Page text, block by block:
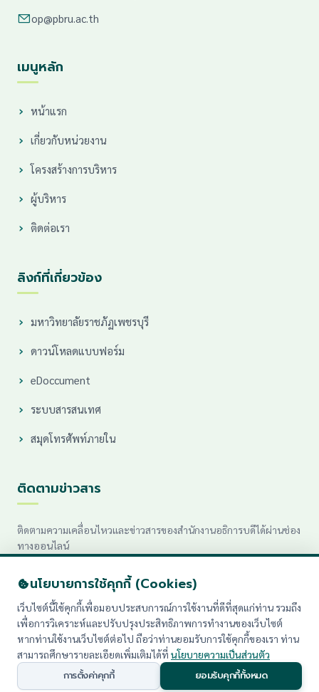
op@pbru.ac.th
เมนูหลัก
หน้าแรก
เกี่ยวกับหน่วยงาน
โครงสร้างการบริหาร
ผู้บริหาร
ติดต่อเรา
ลิงก์ที่เกี่ยวข้อง
มหาวิทยาลัยราชภัฏเพชรบุรี
ดาวน์โหลดแบบฟอร์ม
eDoccument
ระบบสารสนเทศ
สมุดโทรศัพท์ภายใน
ติดตามข่าวสาร
ติดตามความเคลื่อนไหวและข่าวสารของสำนักงานอธิการบดีได้ผ่านช่อง
ทางออนไลน์
© 2026 สำนักงานอธิการบดี มหาวิทยาลัยราชภัฏเพชรบุรี. All rights
reserved.
นโยบายความเป็นส่วนตัว (PDPA)
แผนผังเว็บไซต์ (Sitemap)
นโยบายการใช้คุกกี้ (Cookies)
เว็บไซต์นี้ใช้คุกกี้เพื่อมอบประสบการณ์การใช้งานที่ดีที่สุดแก่ท่าน รวมถึง
เพื่อการวิเคราะห์และปรับปรุงประสิทธิภาพการทำงานของเว็บไซต์
หากท่านใช้งานเว็บไซต์ต่อไป ถือว่าท่านยอมรับการใช้คุกกี้ของเรา ท่าน
สามารถศึกษารายละเอียดเพิ่มเติมได้ที่ นโยบายความเป็นส่วนตัว
การตั้งค่าคุกกี้ ยอมรับคุกกี้ทั้งหมด